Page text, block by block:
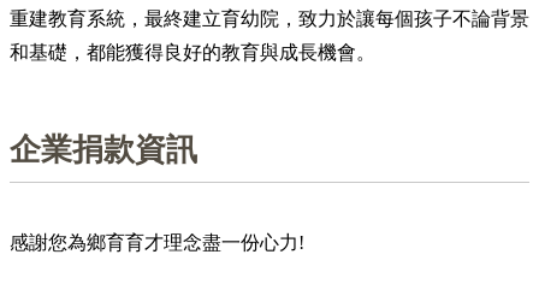
重建教育系統，最終建立育幼院，致力於讓每個孩子不論背景
和基礎，都能獲得良好的教育與成長機會。
企業捐款資訊
感謝您為鄉育育才理念盡一份心力!